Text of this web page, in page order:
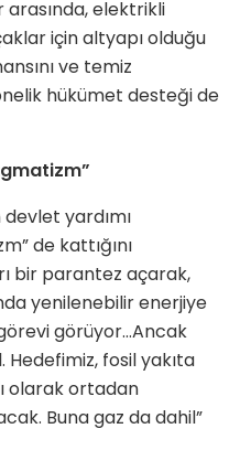
elektrikli
için altyapı olduğu
ve temiz
hükümet desteği de
yardımı
de kattığını
bir parantez açarak,
yenilenebilir enerjiye
görüyor…Ancak
Hedefimiz, fosil yakıta
olarak ortadan
Buna gaz da dahil”